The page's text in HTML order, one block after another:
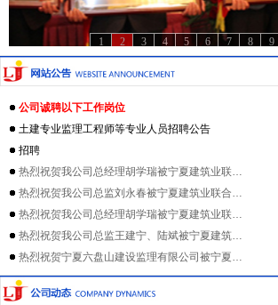
9
8
7
6
5
4
3
2
1
公司诚聘以下工作岗位
土建专业监理工程师等专业人员招聘公告
招聘
热烈祝贺我公司总经理胡学瑞被宁夏建筑业联…
热烈祝贺我公司总监刘永春被宁夏建筑业联合…
热烈祝贺我公司总经理胡学瑞被宁夏建筑业联…
热烈祝贺我公司总监王建宁、陆斌被宁夏建筑…
热烈祝贺宁夏六盘山建设监理有限公司被宁夏…